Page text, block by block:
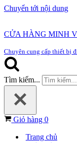
Chuyển tới nội dung
CỬA HÀNG MINH
Chuyên cung cấp thiết bị
Tìm kiếm...
Giỏ hàng 0
Trang chủ